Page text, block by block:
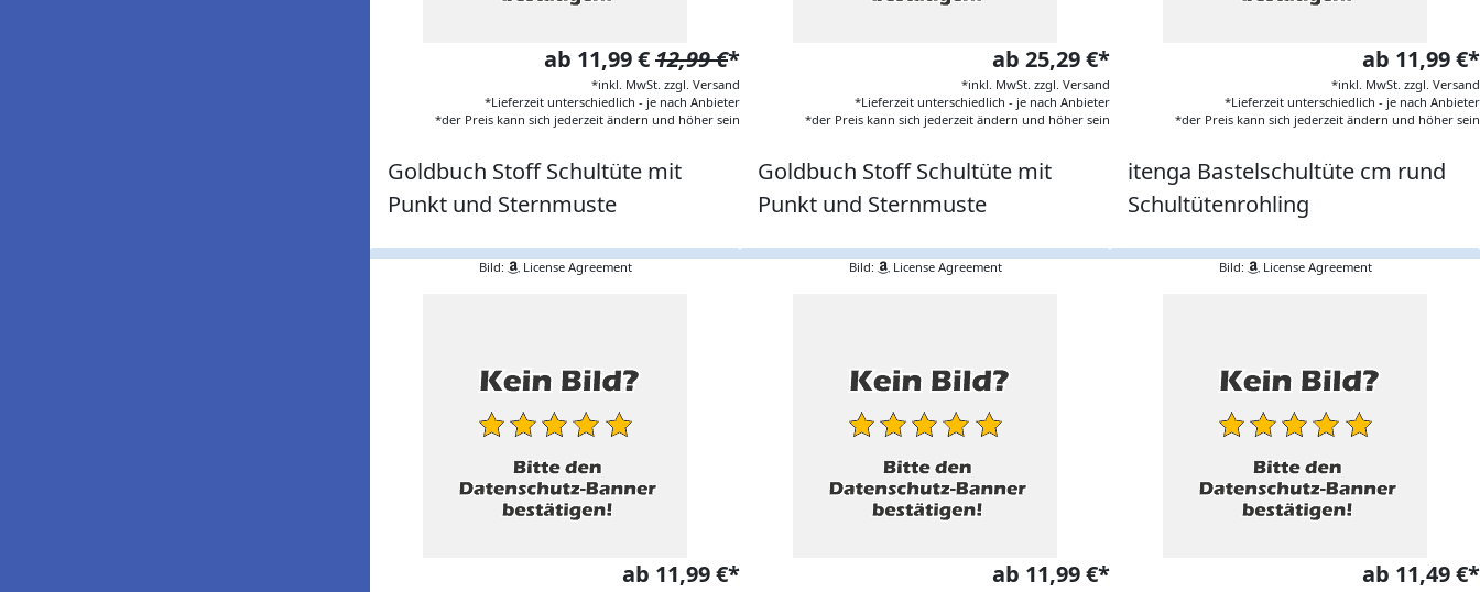
ab 11,99 €12,99 €*
*inkl. MwSt. zzgl. Versand
*Lieferzeit unterschiedlich - je nach Anbieter
*der Preis kann sich jederzeit ändern und höher sein
Goldbuch Stoff Schultüte mit
Punkt und Sternmuste
ab 25,29 €*
*inkl. MwSt. zzgl. Versand
*Lieferzeit unterschiedlich - je nach Anbieter
*der Preis kann sich jederzeit ändern und höher sein
Goldbuch Stoff Schultüte mit
Punkt und Sternmuste
ab 11,99 €*
*inkl. MwSt. zzgl. Versand
*Lieferzeit unterschiedlich - je nach Anbieter
*der Preis kann sich jederzeit ändern und höher sein
itenga Bastelschultüte cm rund
Schultütenrohling
Bild: License Agreement
ab 11,99 €*
Bild: License Agreement
ab 11,99 €*
Bild: License Agreement
ab 11,49 €*